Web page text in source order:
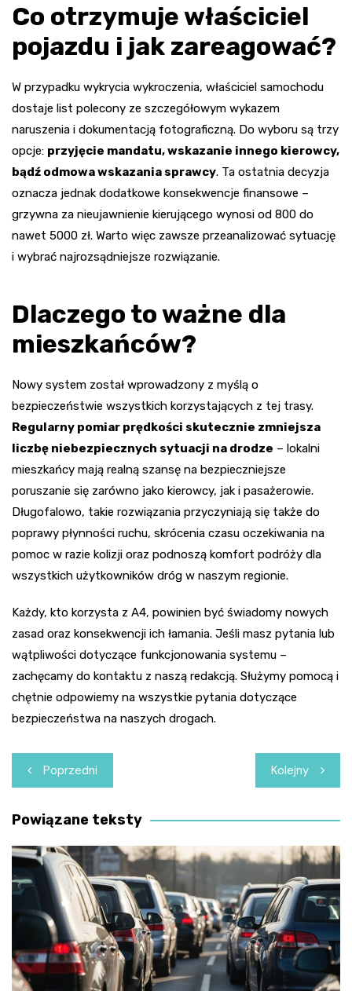
Co otrzymuje właściciel
pojazdu i jak zareagować?
W przypadku wykrycia wykroczenia, właściciel samochodu
dostaje list polecony ze szczegółowym wykazem
naruszenia i dokumentacją fotograficzną. Do wyboru są trzy
opcje: przyjęcie mandatu, wskazanie innego kierowcy,
bądź odmowa wskazania sprawcy. Ta ostatnia decyzja
oznacza jednak dodatkowe konsekwencje finansowe –
grzywna za nieujawnienie kierującego wynosi od 800 do
nawet 5000 zł. Warto więc zawsze przeanalizować sytuację
i wybrać najrozsądniejsze rozwiązanie.
Dlaczego to ważne dla
mieszkańców?
Nowy system został wprowadzony z myślą o
bezpieczeństwie wszystkich korzystających z tej trasy.
Regularny pomiar prędkości skutecznie zmniejsza
liczbę niebezpiecznych sytuacji na drodze – lokalni
mieszkańcy mają realną szansę na bezpieczniejsze
poruszanie się zarówno jako kierowcy, jak i pasażerowie.
Długofalowo, takie rozwiązania przyczyniają się także do
poprawy płynności ruchu, skrócenia czasu oczekiwania na
pomoc w razie kolizji oraz podnoszą komfort podróży dla
wszystkich użytkowników dróg w naszym regionie.
Każdy, kto korzysta z A4, powinien być świadomy nowych
zasad oraz konsekwencji ich łamania. Jeśli masz pytania lub
wątpliwości dotyczące funkcjonowania systemu –
zachęcamy do kontaktu z naszą redakcją. Służymy pomocą i
chętnie odpowiemy na wszystkie pytania dotyczące
bezpieczeństwa na naszych drogach.
Nawigacja
wpisu
Poprzedni Kolejny
Powiązane teksty